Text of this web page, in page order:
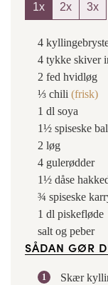
1x 2x 3x
4
4 tykke skiver
2 fed hvidløg
⅓ chili (frisk)
1 dl soya
1½ spiseske
2 løg
4 gulerødder
1½ dåse
¾ spiseske
1 dl piskefløde
salt og peber
SÅDAN GØR
Skær